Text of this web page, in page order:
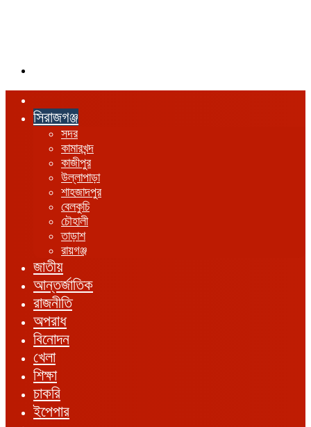
সিরাজগঞ্জ
সদর
কামারখন্দ
কাজীপুর
উল্লাপাড়া
শাহজাদপুর
বেলকুচি
চৌহালী
তাড়াশ
রায়গঞ্জ
জাতীয়
আন্তর্জাতিক
রাজনীতি
অপরাধ
বিনোদন
খেলা
শিক্ষা
চাকরি
ইপেপার